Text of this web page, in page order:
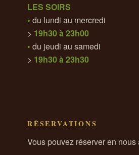
LES SOIRS
• du lundi au mercredi
> 19h30 à 23h00
• du jeudi au samedi
> 19h30 à 23h30
RÉSERVATIONS
Vous pouvez réserver en nous